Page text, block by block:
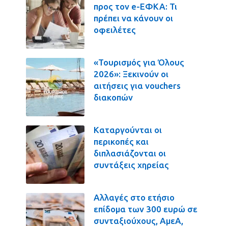
προς τον e-ΕΦΚΑ: Τι
πρέπει να κάνουν οι
οφειλέτες
«Τουρισμός για Όλους
2026»: Ξεκινούν οι
αιτήσεις για vouchers
διακοπών
Καταργούνται οι
περικοπές και
διπλασιάζονται οι
συντάξεις χηρείας
Αλλαγές στο ετήσιο
επίδομα των 300 ευρώ σε
συνταξιούχους, ΑμεΑ,